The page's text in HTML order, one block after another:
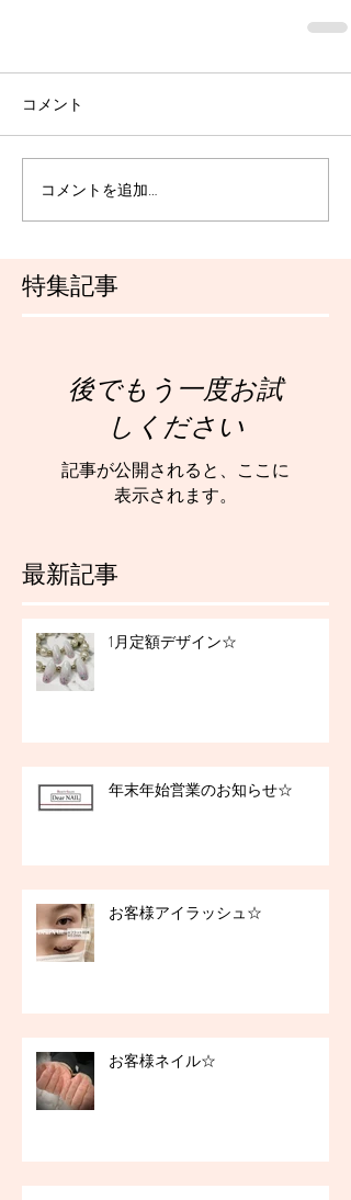
特集記事
最新記事
コメント
コメントを追加…
後でもう一度お試
しください
記事が公開されると、ここに
表示されます。
1月定額デザイン☆
年末年始営業のお知らせ☆
お客様アイラッシュ☆
お客様ネイル☆